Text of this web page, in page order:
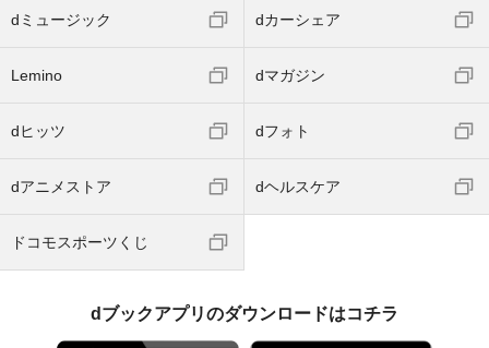
dミュージック dカーシェア
Lemino dマガジン
dヒッツ dフォト
dアニメストア dヘルスケア
ドコモスポーツくじ
dブックアプリのダウンロードはコチラ